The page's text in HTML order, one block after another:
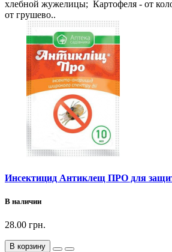
хлебной жужелицы; Картофеля - от
от грушево..
Инсектицид Антиклещ ПРО для
В наличии
28.00 грн.
В корзину